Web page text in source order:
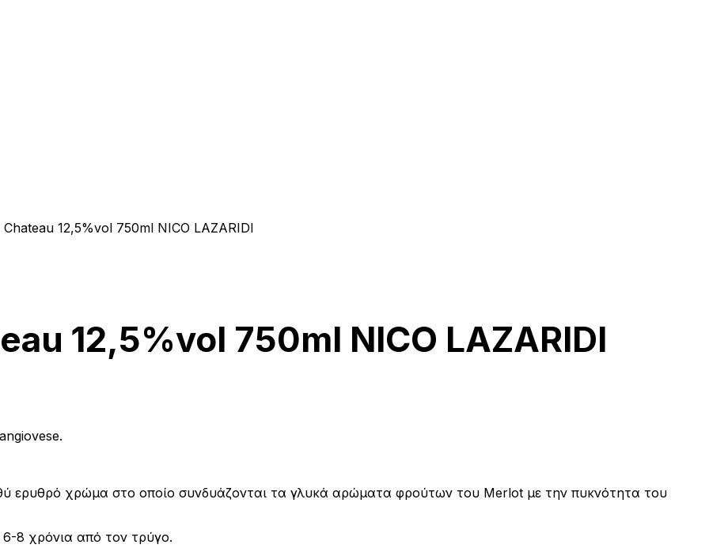
12,5%vol 750ml NICO LAZARIDI
12,5%vol 750ml NICO LAZARIDI
ερυθρό χρώμα στο οποίο συνδυάζονται τα γλυκά αρώματα φρούτων του Merlot με την πυκνότητα του
8 χρόνια από τον τρύγο.